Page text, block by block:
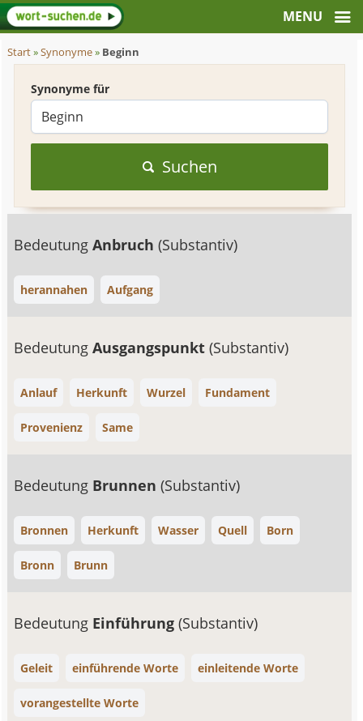
Start»Synonyme» Beginn
Synonyme für
Suchen
BedeutungAnbruch(Substantiv)
herannahen Aufgang
BedeutungAusgangspunkt(Substantiv)
Anlauf Herkunft Wurzel Fundament
Provenienz Same
Bedeutung Brunnen(Substantiv)
Bronnen Herkunft Wasser Quell Born
Bronn Brunn
Bedeutung Einführung(Substantiv)
Geleit einführende Worte einleitende Worte
vorangestellte Worte